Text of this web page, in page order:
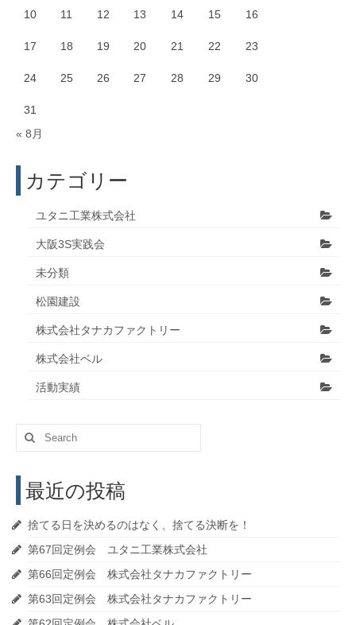
10 11 12 13 14 15 16
17 18 19 20 21 22 23
24 25 26 27 28 29 30
31
« 8月
カテゴリー
ユタニ工業株式会社
大阪3S実践会
未分類
松園建設
株式会社タナカファクトリー
株式会社ベル
活動実績
Search
for:
最近の投稿
捨てる日を決めるのはなく、捨てる決断を！
第67回定例会 ユタニ工業株式会社
第66回定例会 株式会社タナカファクトリー
第63回定例会 株式会社タナカファクトリー